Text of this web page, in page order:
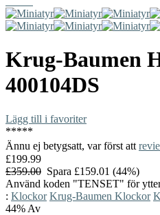
Krug-Baumen
400104DS
Lägg till i favoriter
*****
Ännu ej betygsatt, var först att
£199.99
£359.00 Spara £159.01 (44%)
Använd koden "TENSET" för
: Klockor Krug-Baumen Klockor
44% Av